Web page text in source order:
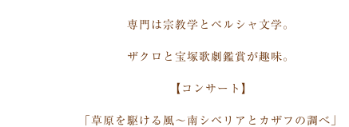
専門は宗教学とペルシャ文学。
ザクロと宝塚歌劇鑑賞が趣味。
【コンサート】
「草原を駆ける風～南シベリアとカザフの調べ」